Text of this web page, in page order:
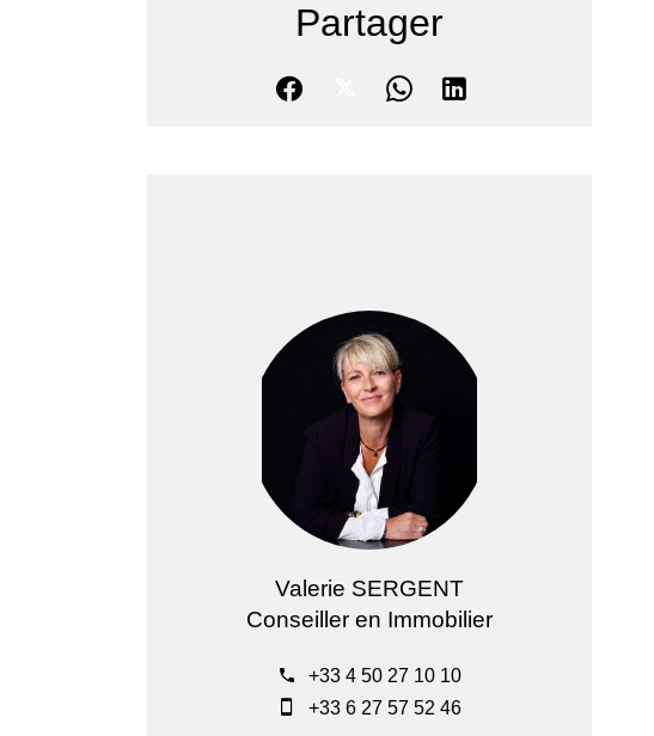
Partager
Valerie SERGENT
Conseiller en Immobilier
+33 4 50 27 10 10
+33 6 27 57 52 46